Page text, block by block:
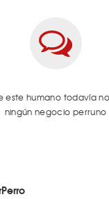
este humano todavía
ningún negocio perruno